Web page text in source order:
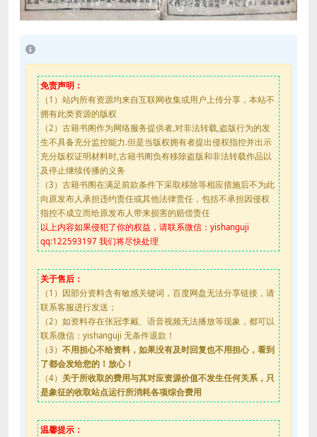
免责声明：
（1）站内所有资源均来自互联网收集或用户上传分享，本站不
拥有此类资源的版权
（2）古籍书阁作为网络服务提供者,对非法转载,盗版行为的发
生不具备充分监控能力.但是当版权拥有者提出侵权指控并出示
充分版权证明材料时,古籍书阁负有移除盗版和非法转载作品以
及停止继续传播的义务
（3）古籍书阁在满足前款条件下采取移除等相应措施后不为此
向原发布人承担违约责任或其他法律责任，包括不承担因侵权
指控不成立而给原发布人带来损害的赔偿责任
以上内容如果侵犯了你的权益，请联系微信：yishanguji
qq:122593197 我们将尽快处理
关于售后：
（1）因部分资料含有敏感关键词，百度网盘无法分享链接，请
联系客服进行发送；
（2）如资料存在张冠李戴、语音视频无法播放等现象，都可以
联系微信：yishanguji 无条件退款！
（3） 不用担心不给资料，如果没有及时回复也不用担心，看到
了都会发给您的！放心！
（4） 关于所收取的费用与其对应资源价值不发生任何关系，只
是象征的收取站点运行所消耗各项综合费用
温馨提示：